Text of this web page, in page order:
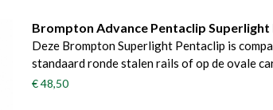
Brompton Advance Pentaclip Superlight
Deze Brompton Superlight Pentaclip is
standaard ronde stalen rails of op de ovale
€ 48,50